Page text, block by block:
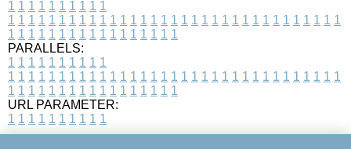
1 1 1 1 1 1 1 1 1 1
1 1 1 1 1 1 1 1 1 1 1 1 1 1 1 1 1 1 1 1 1 1 1 1 1 1 1 1 1 1 1 1 1
1 1 1 1 1 1 1 1 1 1 1 1 1 1 1 1 1
PARALLELS:
1 1 1 1 1 1 1 1 1 1
1 1 1 1 1 1 1 1 1 1 1 1 1 1 1 1 1 1 1 1 1 1 1 1 1 1 1 1 1 1 1 1 1
1 1 1 1 1 1 1 1 1 1 1 1 1 1 1 1 1
URL PARAMETER:
1 1 1 1 1 1 1 1 1 1